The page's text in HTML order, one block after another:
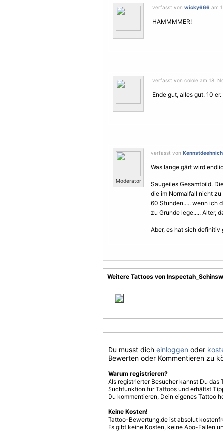
verfasst von wicky666 am
HAMMMMER!
verfasst von colole am 18.
Ende gut, alles gut. 10 er.
Moderator
verfasst von Kennstdeehnich
Was lange gärt wird
Saugeiles Gesamtbild.
die im Normalfall nicht zu
60 Stunden..... wenn ich
zu Grunde lege..... Alter,
Aber, es hat sich definitiv
Weitere Tattoos von
Du musst dich einloggen oder
Bewerten oder Kommentieren zu
Warum registrieren?
Als registrierter Besucher kannst Du
Suchfunktion für Tattoos und erhältst
Du kommentieren, Dein eigenes Tattoo
Keine Kosten!
Tattoo-Bewertung.de ist absolut
Es gibt keine Kosten, keine Abo-Fallen